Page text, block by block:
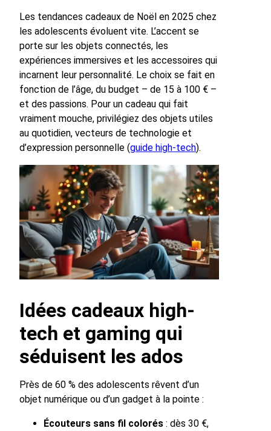
Les tendances cadeaux de Noël en 2025 chez
les adolescents évoluent vite. L’accent se
porte sur les objets connectés, les
expériences immersives et les accessoires qui
incarnent leur personnalité. Le choix se fait en
fonction de l’âge, du budget – de 15 à 100 € –
et des passions. Pour un cadeau qui fait
vraiment mouche, privilégiez des objets utiles
au quotidien, vecteurs de technologie et
d’expression personnelle (guide high-tech).
Idées cadeaux high-
tech et gaming qui
séduisent les ados
Près de 60 % des adolescents rêvent d’un
objet numérique ou d’un gadget à la pointe :
Écouteurs sans fil colorés : dès 30 €,